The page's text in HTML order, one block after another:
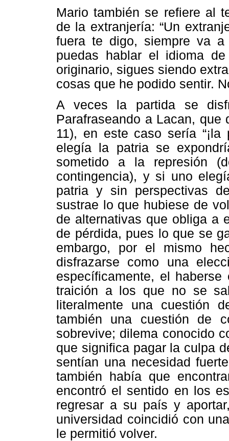
Mario también se refiere al
de la extranjería: “Un
fuera te digo, siempre va
puedas hablar el idioma
originario, sigues siendo
cosas que he podido sentir.
A veces la partida se
Parafraseando a Lacan, que
11), en este caso sería
elegía la patria se
sometido a la represión
contingencia), y si uno
patria y sin perspectivas
sustrae lo que hubiese de
de alternativas que obliga a
de pérdida, pues lo que se
embargo, por el mismo
disfrazarse como una
específicamente, el
traición a los que no se
literalmente una cuestión
también una cuestión de
sobrevive; dilema conocido
que significa pagar la culpa
sentían una necesidad
también había que
encontró el sentido en los
regresar a su país y
universidad coincidió con
le permitió volver.